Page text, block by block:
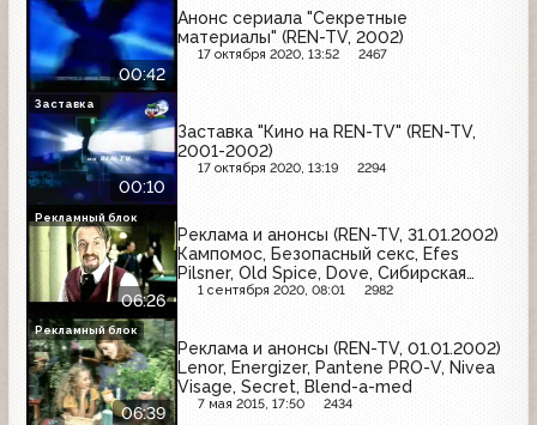
00:42
Анонс сериала "Секретные
материалы" (REN-TV, 2002)
17 октября 2020, 13:52 2467
00:10
Заставка "Кино на REN-TV" (REN-TV,
2001-2002)
17 октября 2020, 13:19 2294
Заставка
06:26
Реклама и анонсы (REN-TV, 31.01.2002)
Кампомос, Безопасный секс, Efes
Pilsner, Old Spice, Dove, Сибирская
корона, Fa Men, Renault, Orbit, Rexona,
1 сентября 2020, 08:01 2982
Рекламный блок
06:39
Реклама и анонсы (REN-TV, 01.01.2002)
Lenor, Energizer, Pantene PRO-V, Nivea
Visage, Secret, Blend-a-med
7 мая 2015, 17:50 2434
Рекламный блок